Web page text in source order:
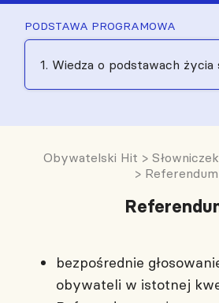
PODSTAWA PROGRAMOWA
1. Wiedza o podstawach życia
Obywatelski Hit > Słowniczek
> Referendum
bezpośrednie
obywateli w istotnej